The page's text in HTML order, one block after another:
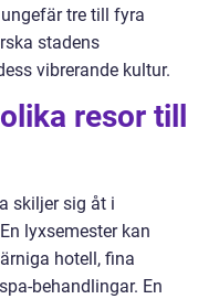
tre till fyra
stadens
vibrerande kultur.
resor till
skiljer sig åt i
lyxsemester kan
hotell, fina
behandlingar. En